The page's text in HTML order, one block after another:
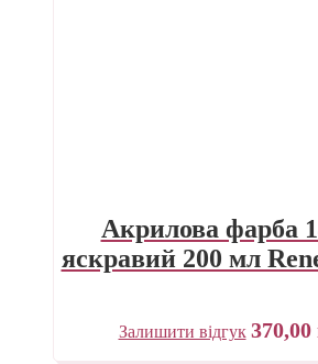
Акрилова фарба
яскравий 200 мл
Залишити відгук 370,00